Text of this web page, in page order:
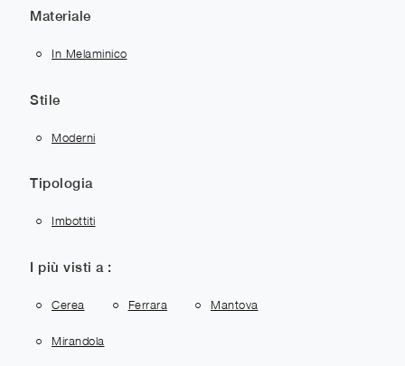
Materiale
In Melaminico
Stile
Moderni
Tipologia
Imbottiti
I più visti a :
Cerea Ferrara Mantova
Mirandola